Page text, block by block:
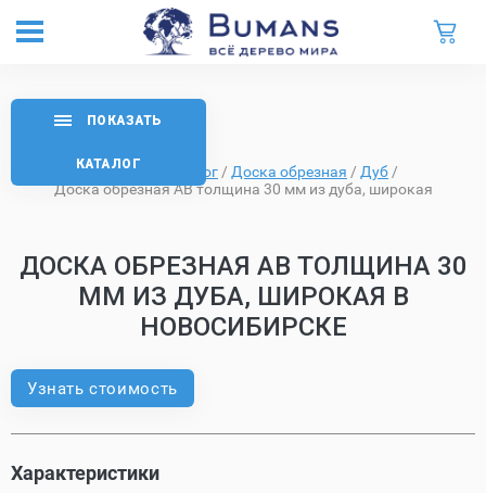
Главная Каталог / Доска обрезная / Дуб /
Доска обрезная AB толщина 30 мм из дуба, широкая
ДОСКА ОБРЕЗНАЯ AB ТОЛЩИНА 30
ММ ИЗ ДУБА, ШИРОКАЯ В
НОВОСИБИРСКЕ
ПОКАЗАТЬ
КАТАЛОГ
Узнать стоимость
Характеристики